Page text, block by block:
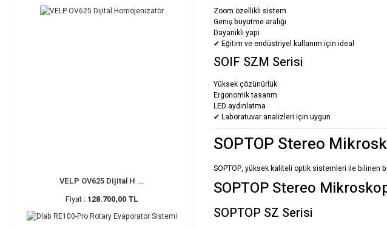
VELP OV625 Dijital H ...
Fiyat : 128.700,00 TL
Zoom özellikli sistem
Geniş büyütme aralığı
Dayanıklı yapı
✔ Eğitim ve endüstriyel kullanım için ideal
SOIF SZM Serisi
Yüksek çözünürlük
Ergonomik tasarım
LED aydınlatma
✔ Laboratuvar analizleri için uygun
SOPTOP Stereo
SOPTOP, yüksek kaliteli optik sistemleri ile bilinen
SOPTOP Stereo
SOPTOP SZ Serisi